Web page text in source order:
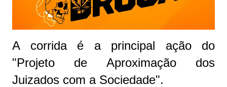
A corrida é a principal ação do
"Projeto de Aproximação dos
Juizados com a Sociedade".